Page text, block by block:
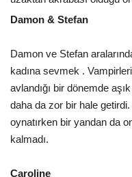
Damon & Stefan
Damon ve Stefan
kadına sevmek .
avlandığı bir dönemde
daha da zor bir hale
oynatırken bir yandan da
kalmadı.
Caroline